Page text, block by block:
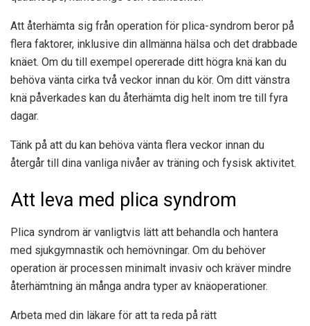
Att återhämta sig från operation för plica-syndrom beror på
flera faktorer, inklusive din allmänna hälsa och det drabbade
knäet. Om du till exempel opererade ditt högra knä kan du
behöva vänta cirka två veckor innan du kör. Om ditt vänstra
knä påverkades kan du återhämta dig helt inom tre till fyra
dagar.
Tänk på att du kan behöva vänta flera veckor innan du
återgår till dina vanliga nivåer av träning och fysisk aktivitet.
Att leva med plica syndrom
Plica syndrom är vanligtvis lätt att behandla och hantera
med sjukgymnastik och hemövningar. Om du behöver
operation är processen minimalt invasiv och kräver mindre
återhämtning än många andra typer av knäoperationer.
Arbeta med din läkare för att ta reda på rätt